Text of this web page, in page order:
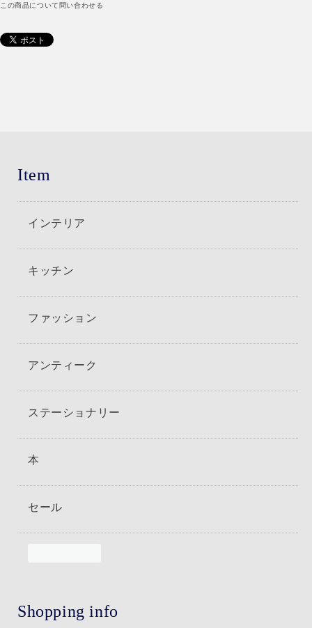
この商品について問い合わせる
Item
インテリア
キッチン
ファッション
アンティーク
ステーショナリー
本
セール
Shopping info